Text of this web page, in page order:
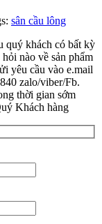
sân cầu lông
quý khách có bất kỳ
hỏi nào về sản phẩm
yêu cầu vào e.mail
zalo/viber/Fb.
thời gian sớm
Khách hàng